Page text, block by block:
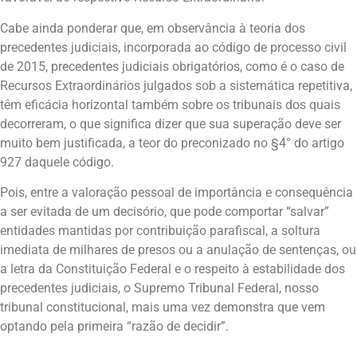
Cabe ainda ponderar que, em observância à teoria dos
precedentes judiciais, incorporada ao código de processo civil
de 2015, precedentes judiciais obrigatórios, como é o caso de
Recursos Extraordinários julgados sob a sistemática repetitiva,
têm eficácia horizontal também sobre os tribunais dos quais
decorreram, o que significa dizer que sua superação deve ser
muito bem justificada, a teor do preconizado no §4° do artigo
927 daquele código.
Pois, entre a valoração pessoal de importância e consequência
a ser evitada de um decisório, que pode comportar “salvar”
entidades mantidas por contribuição parafiscal, a soltura
imediata de milhares de presos ou a anulação de sentenças, ou
a letra da Constituição Federal e o respeito à estabilidade dos
precedentes judiciais, o Supremo Tribunal Federal, nosso
tribunal constitucional, mais uma vez demonstra que vem
optando pela primeira “razão de decidir”.